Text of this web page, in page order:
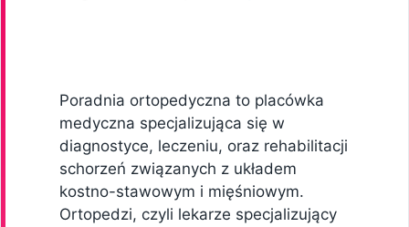
Poradnia ortopedyczna to placówka
medyczna specjalizująca się w
diagnostyce, leczeniu, oraz rehabilitacji
schorzeń związanych z układem
kostno-stawowym i mięśniowym.
Ortopedzi, czyli lekarze specjalizujący